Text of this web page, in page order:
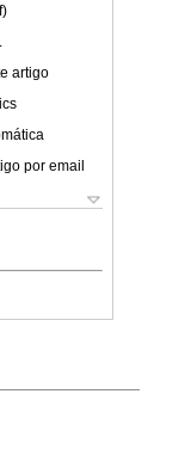
artigo
por email